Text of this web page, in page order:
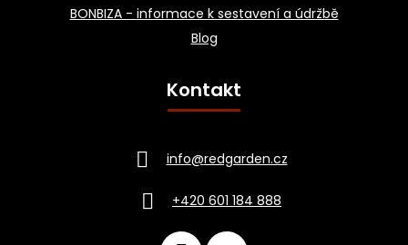
BONBIZA - informace k sestavení a údržbě
Blog
Kontakt
info@redgarden.cz
+420 601 184 888